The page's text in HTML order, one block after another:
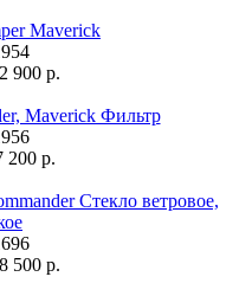
Maverick
900 р.
Maverick Фильтр
200 р.
Стекло ветровое,
500 р.